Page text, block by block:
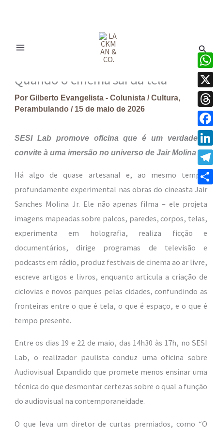
Quando o cinema sai da tela
Por Gilberto Evangelista - Colunista /Cultura,
Perambulando / 15 de maio de 2026
SESI Lab promove oficina que é um verdadeiro
convite à uma imersão no universo de Jair Molina Jr.
Há algo de quase artesanal e, ao mesmo tempo,
profundamente experimental nas obras do cineasta Jair
Sanches Molina Jr. Ele não apenas filma – ele projeta
imagens mapeadas sobre palcos, paredes, corpos, telas,
experimenta em holografia, realiza ficção e
documentários, dirige programas de televisão e
podcasts em rádio, produz festivais de cinema ao ar livre,
escreve artigos e livros, enquanto articula a criação de
ciclovias e novos parques pelas cidades, confundindo as
fronteiras entre o que é tela, o que é espaço, e o que é
tempo presente.
Entre os dias 19 e 22 de maio, das 14h30 às 17h, no SESI
Lab, o realizador paulista conduz uma oficina sobre
Audiovisual Expandido que promete menos ensinar uma
técnica do que desmontar certezas sobre o qual a função
do audiovisual na contemporaneidade.
O que leva um diretor de curtas premiados, como “O
X
Share